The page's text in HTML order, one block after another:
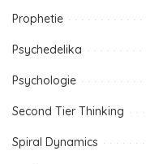
Prophetie
Psychedelika
Psychologie
Second Tier Thinking
Spiral Dynamics